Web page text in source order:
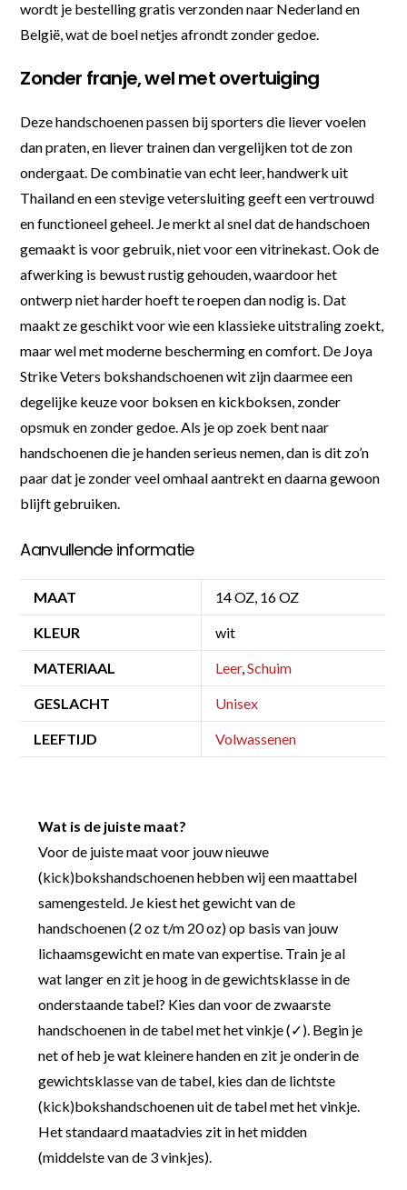
wordt je bestelling gratis verzonden naar Nederland en
België, wat de boel netjes afrondt zonder gedoe.
Zonder franje, wel met overtuiging
Deze handschoenen passen bij sporters die liever voelen
dan praten, en liever trainen dan vergelijken tot de zon
ondergaat. De combinatie van echt leer, handwerk uit
Thailand en een stevige vetersluiting geeft een vertrouwd
en functioneel geheel. Je merkt al snel dat de handschoen
gemaakt is voor gebruik, niet voor een vitrinekast. Ook de
afwerking is bewust rustig gehouden, waardoor het
ontwerp niet harder hoeft te roepen dan nodig is. Dat
maakt ze geschikt voor wie een klassieke uitstraling zoekt,
maar wel met moderne bescherming en comfort. De Joya
Strike Veters bokshandschoenen wit zijn daarmee een
degelijke keuze voor boksen en kickboksen, zonder
opsmuk en zonder gedoe. Als je op zoek bent naar
handschoenen die je handen serieus nemen, dan is dit zo’n
paar dat je zonder veel omhaal aantrekt en daarna gewoon
blijft gebruiken.
Aanvullende informatie
MAAT 14 OZ, 16 OZ
KLEUR wit
MATERIAAL Leer,Schuim
GESLACHT Unisex
LEEFTIJD Volwassenen
Wat is de juiste maat?
Voor de juiste maat voor jouw nieuwe
(kick)bokshandschoenen hebben wij een maattabel
samengesteld. Je kiest het gewicht van de
handschoenen (2 oz t/m 20 oz) op basis van jouw
lichaamsgewicht en mate van expertise. Train je al
wat langer en zit je hoog in de gewichtsklasse in de
onderstaande tabel? Kies dan voor de zwaarste
handschoenen in de tabel met het vinkje (✓). Begin je
net of heb je wat kleinere handen en zit je onderin de
gewichtsklasse van de tabel, kies dan de lichtste
(kick)bokshandschoenen uit de tabel met het vinkje.
Het standaard maatadvies zit in het midden
(middelste van de 3 vinkjes).